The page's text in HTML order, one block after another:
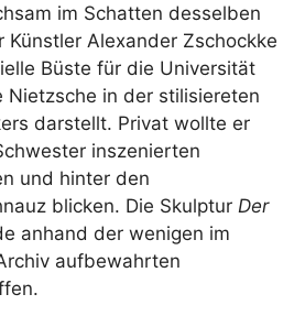
im Schatten desselben
Künstler Alexander Zschockke
Büste für die Universität
Nietzsche in der stilisiereten
darstellt. Privat wollte er
inszenierten
und hinter den
blicken. Die Skulptur Der
anhand der wenigen im
aufbewahrten